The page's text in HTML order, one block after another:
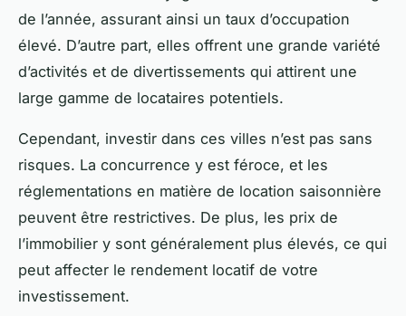
de l’année, assurant ainsi un taux d’occupation
élevé. D’autre part, elles offrent une grande variété
d’activités et de divertissements qui attirent une
large gamme de locataires potentiels.
Cependant, investir dans ces villes n’est pas sans
risques. La concurrence y est féroce, et les
réglementations en matière de location saisonnière
peuvent être restrictives. De plus, les prix de
l’immobilier y sont généralement plus élevés, ce qui
peut affecter le rendement locatif de votre
investissement.